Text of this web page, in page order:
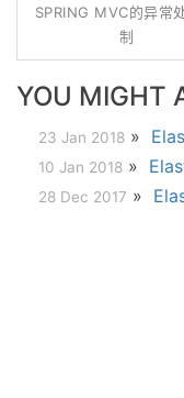
SPRING MVC的异常
制
YOU MIGHT
23 Jan 2018 »
10 Jan 2018 »
28 Dec 2017 »